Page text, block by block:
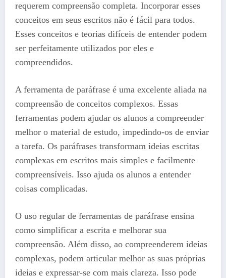
requerem compreensão completa. Incorporar esses
conceitos em seus escritos não é fácil para todos.
Esses conceitos e teorias difíceis de entender podem
ser perfeitamente utilizados por eles e
compreendidos.
A ferramenta de paráfrase é uma excelente aliada na
compreensão de conceitos complexos. Essas
ferramentas podem ajudar os alunos a compreender
melhor o material de estudo, impedindo-os de enviar
a tarefa. Os paráfrases transformam ideias escritas
complexas em escritos mais simples e facilmente
compreensíveis. Isso ajuda os alunos a entender
coisas complicadas.
O uso regular de ferramentas de paráfrase ensina
como simplificar a escrita e melhorar sua
compreensão. Além disso, ao compreenderem ideias
complexas, podem articular melhor as suas próprias
ideias e expressar-se com mais clareza. Isso pode